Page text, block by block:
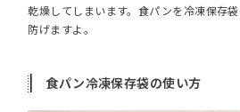
乾燥してしまいます。食パンを冷凍保存
防げますよ。
食パン冷凍保存袋の使い方